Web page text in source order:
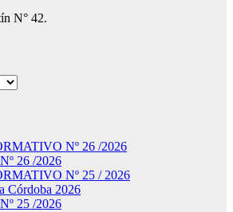
N° 42.
Nº 26 /2026
26 /2026
Nº 25 / 2026
Córdoba 2026
25 /2026